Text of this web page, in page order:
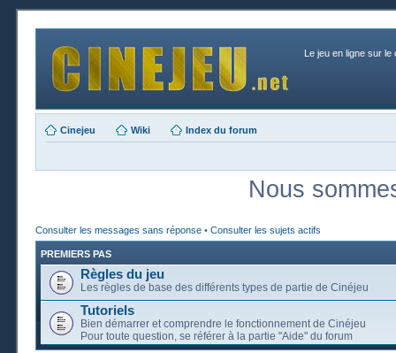
Le jeu en ligne sur le
Cinejeu Wiki Index du forum
Nous
Consulter les messages sans réponse • Consulter les sujets actifs
PREMIERS PAS
Règles du jeu
Les règles de base des différents types de partie de Cinéjeu
Tutoriels
Bien démarrer et comprendre le fonctionnement de Cinéjeu
Pour toute question, se référer à la partie "Aide" du forum